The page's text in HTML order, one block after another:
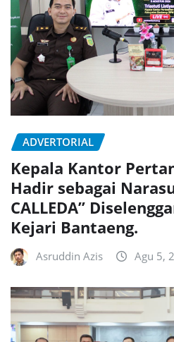
ADVERTORIAL
Kepala Kantor
Hadir sebagai
CALLEDA”
Kejari Bantaeng.
Asruddin Azis Agu 5,